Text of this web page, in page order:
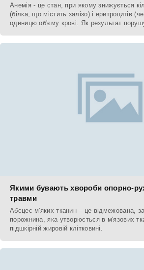
Анемія - це стан, при якому знижується
(білка, що містить залізо) і еритроцитів
одиницю об'єму крові. Як результат
Якими бувають хвороби опорно-
травми
Абсцес м'яких тканин – це відмежована,
порожнина, яка утворюється в м'язових
підшкірній жировій клітковині.